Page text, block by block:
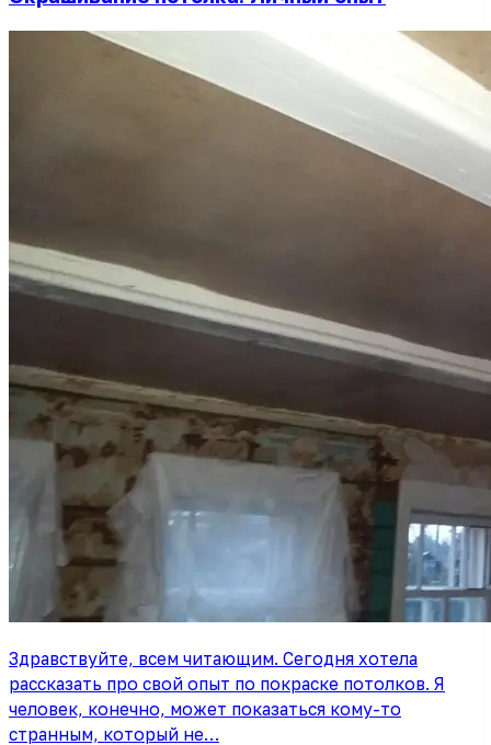
Здравствуйте, всем читающим. Сегодня хотела
рассказать про свой опыт по покраске потолков. Я
человек, конечно, может показаться кому-то
странным, который не…